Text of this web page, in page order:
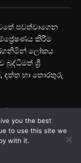
පවත්වාගෙන
කිරීම
ලෝකය
බුද්ධිමත් ශ්‍රී
දත්ත හා තොරතුරු
you the best
to use this site we
with it.